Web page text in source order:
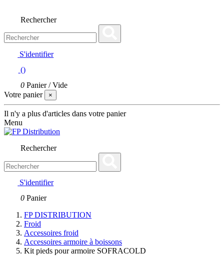
Rechercher
S'identifier
()
0 Panier /Vide
Votre panier
×
Il n'y a plus d'articles dans votre panier
Menu
Rechercher
S'identifier
0 Panier
FP DISTRIBUTION
Froid
Accessoires froid
Accessoires armoire à boissons
Kit pieds pour armoire SOFRACOLD